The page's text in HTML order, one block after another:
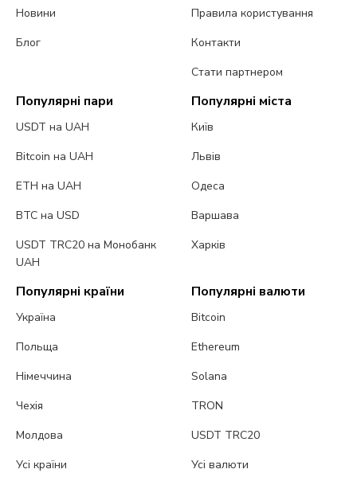
Новини
Блог
Правила користування
Контакти
Стати партнером
Популярні пари
USDT на UAH
Bitcoin на UAH
ETH на UAH
BTC на USD
USDT TRC20 на Монобанк
UAH
Популярні міста
Київ
Львів
Одеса
Варшава
Харків
Популярні країни
Україна
Польща
Німеччина
Чехія
Молдова
Усі країни
Популярні валюти
Bitcoin
Ethereum
Solana
TRON
USDT TRC20
Усі валюти